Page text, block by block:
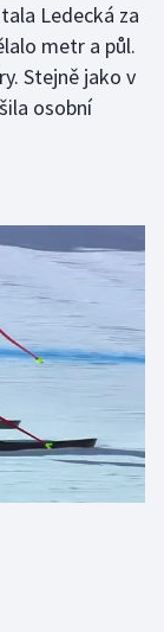
Ledecká za
metr a půl.
Stejně jako v
osobní